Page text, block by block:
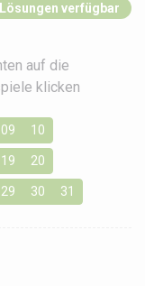
verfügbar
auf die
klicken
09 10
19 20
29 30 31